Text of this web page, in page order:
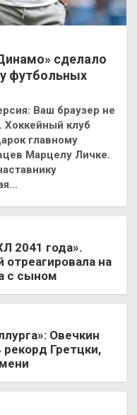
сделало
футбольных
Ваш браузер не
клуб
главному
Марцелу Личке.
2041 года».
отреагировала на
с сыном
Овечкин
Гретцки,